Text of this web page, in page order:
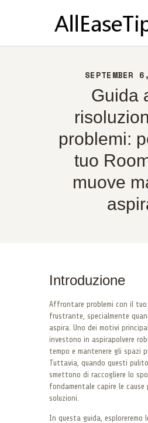
SEPTEMBER
Guida
problemi:
tuo
muove
INFORMAZIONI
CONTATTI
POLITICA
ITALIANO
Introduzione
Affrontare problemi con il tuo
frustrante, specialmente
aspira. Uno dei motivi
investono in aspirapolvere
tempo e mantenere gli spazi
Tuttavia, quando questi
smettono di raccogliere lo
fondamentale capire le cause
soluzioni.
In questa guida, esploreremo